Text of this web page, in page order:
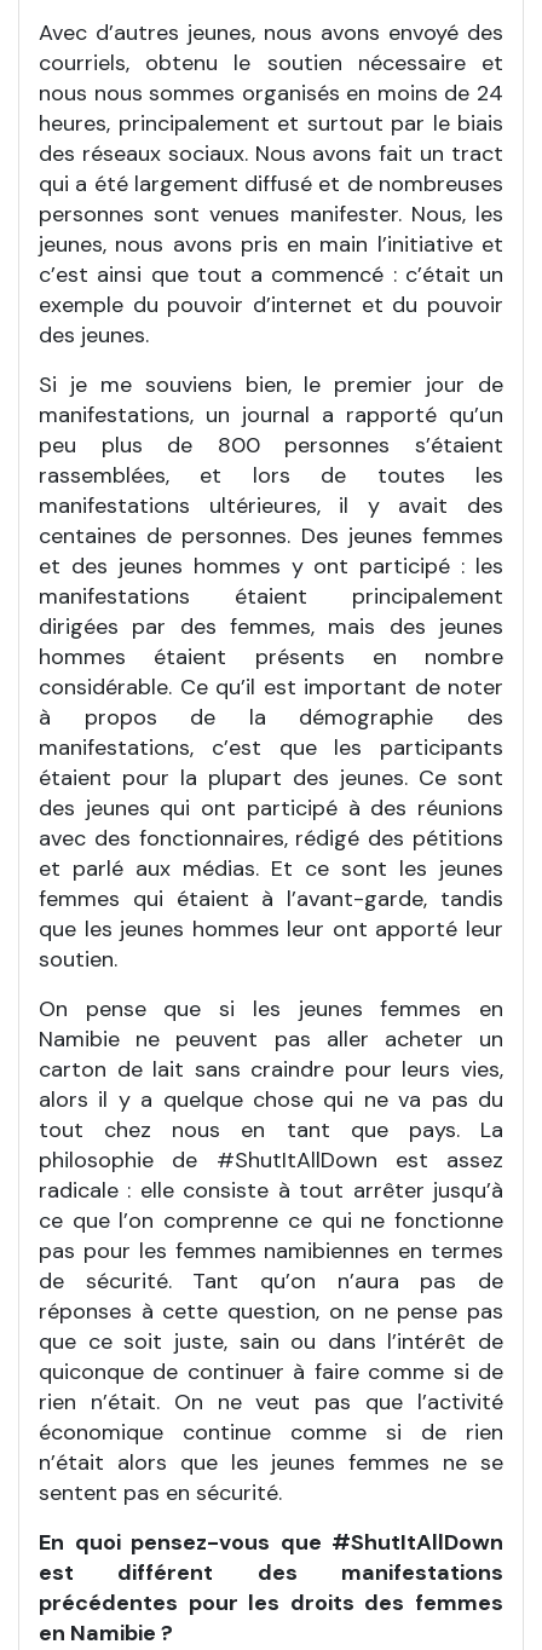
Avec d’autres jeunes, nous avons envoyé des
courriels, obtenu le soutien nécessaire et
nous nous sommes organisés en moins de 24
heures, principalement et surtout par le biais
des réseaux sociaux. Nous avons fait un tract
qui a été largement diffusé et de nombreuses
personnes sont venues manifester. Nous, les
jeunes, nous avons pris en main l’initiative et
c’est ainsi que tout a commencé : c’était un
exemple du pouvoir d’internet et du pouvoir
des jeunes.
Si je me souviens bien, le premier jour de
manifestations, un journal a rapporté qu’un
peu plus de 800 personnes s’étaient
rassemblées, et lors de toutes les
manifestations ultérieures, il y avait des
centaines de personnes. Des jeunes femmes
et des jeunes hommes y ont participé : les
manifestations étaient principalement
dirigées par des femmes, mais des jeunes
hommes étaient présents en nombre
considérable. Ce qu’il est important de noter
à propos de la démographie des
manifestations, c’est que les participants
étaient pour la plupart des jeunes. Ce sont
des jeunes qui ont participé à des réunions
avec des fonctionnaires, rédigé des pétitions
et parlé aux médias. Et ce sont les jeunes
femmes qui étaient à l’avant-garde, tandis
que les jeunes hommes leur ont apporté leur
soutien.
On pense que si les jeunes femmes en
Namibie ne peuvent pas aller acheter un
carton de lait sans craindre pour leurs vies,
alors il y a quelque chose qui ne va pas du
tout chez nous en tant que pays. La
philosophie de #ShutItAllDown est assez
radicale : elle consiste à tout arrêter jusqu’à
ce que l’on comprenne ce qui ne fonctionne
pas pour les femmes namibiennes en termes
de sécurité. Tant qu’on n’aura pas de
réponses à cette question, on ne pense pas
que ce soit juste, sain ou dans l’intérêt de
quiconque de continuer à faire comme si de
rien n’était. On ne veut pas que l’activité
économique continue comme si de rien
n’était alors que les jeunes femmes ne se
sentent pas en sécurité.
En quoi pensez-vous que #ShutItAllDown
est différent des manifestations
précédentes pour les droits des femmes
en Namibie ?